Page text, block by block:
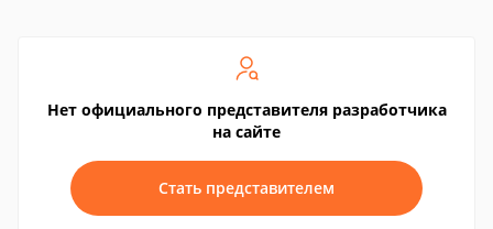
Нет официального представителя разработчика
на сайте
Стать представителем